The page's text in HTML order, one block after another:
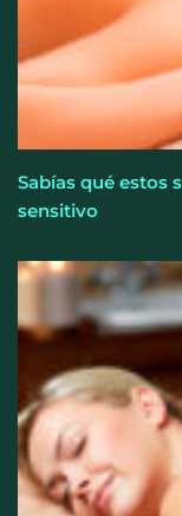
Sabías qué estos
sensitivo